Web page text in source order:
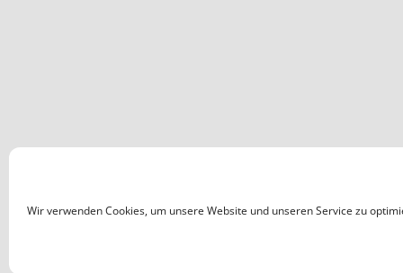
Wir verwenden Cookies, um unsere Website und unseren Service zu